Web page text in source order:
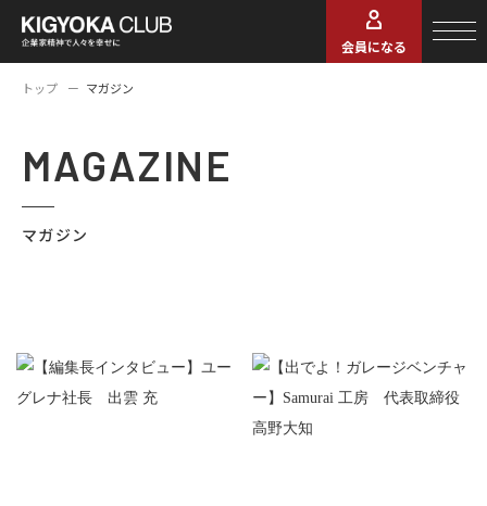
会員になる
トップ マガジン
MAGAZINE
マガジン